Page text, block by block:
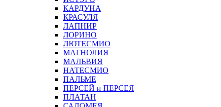
КАРДУНА
КРАСУЛЯ
ЛАПНИР
ЛОРИНО
ЛЮТЕСМИО
МАГНОЛИЯ
МАЛЬВИЯ
НАТЕСМИО
ПАЛЬМЕ
ПЕРСЕЙ и ПЕРСЕЯ
ПЛАТАН